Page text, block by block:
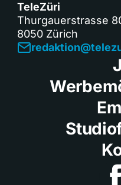
TeleZüri
Thurgauerstrasse
8050 Zürich